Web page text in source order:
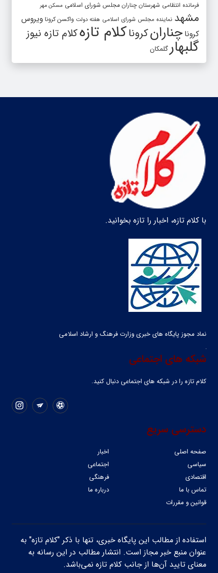
فرمانده انتظامی شهرستان چناران مجلس شورای اسلامی مسکن مهر
مشهد نماینده مجلس شورای اسلامی هفته دولت واکسن کرونا ویروس
کرونا چنارانکروناکلام تازهکلام تازه نیوز
گلبهارگلمکان
با کلام تازه، اخبار را تازه بخوانید.
نماد مجوز پایگاه های خبری وزارت فرهنگ و ارشاد اسلامی
شبکه های اجتماعی
کلام تازه را در شبکه ‌های اجتماعی دنبال کنید.
دسترسی سریع
صفحه اصلی
اخبار
سیاسی
اجتماعی
اقتصادی
فرهنگی
تماس با ما
درباره ما
قوانین و مقررات
استفاده از مطالب این پایگاه خبری، تنها با ذکر "کلام تازه" به
عنوان منبع خبر مجاز است. انتشار مطالب در این رسانه به
معنای تایید آن‌ها از جانب کلام تازه نمی‌باشد.